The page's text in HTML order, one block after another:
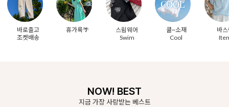
바로출고
조켓배송
휴가룩🌴
스윔웨어
Swim
쿨~소재
Cool
바
NOW! BEST
지금 가장 사랑받는 베스트